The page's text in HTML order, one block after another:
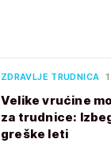
ZDRAVLJE TRUDNICA
Velike vrućine
za trudnice:
greške leti